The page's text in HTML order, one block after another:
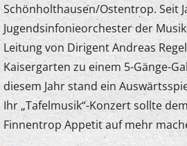
Schönholthausen/Ostentrop. Seit
Jugendsinfonieorchester der
Leitung von Dirigent Andreas
Kaisergarten zu einem 5-Gänge-
diesem Jahr stand ein
Ihr „Tafelmusik“-Konzert sollte
Finnentrop Appetit auf mehr